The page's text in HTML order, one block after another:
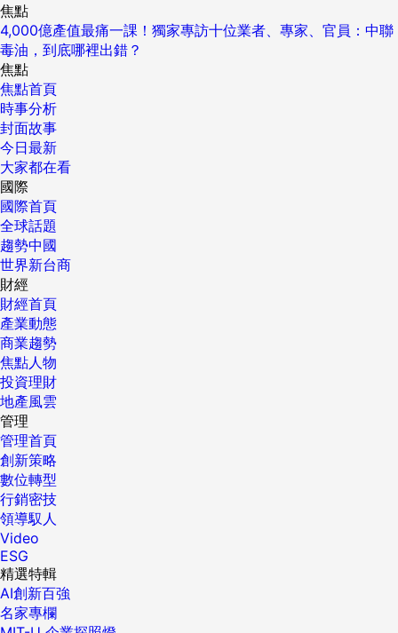
焦點
4,000億產值最痛一課！獨家專訪十位業者、專家、官員：中聯
毒油，到底哪裡出錯？
焦點
焦點首頁
時事分析
封面故事
今日最新
大家都在看
國際
國際首頁
全球話題
趨勢中國
世界新台商
財經
財經首頁
產業動態
商業趨勢
焦點人物
投資理財
地產風雲
管理
管理首頁
創新策略
數位轉型
行銷密技
領導馭人
Video
ESG
精選特輯
AI創新百強
名家專欄